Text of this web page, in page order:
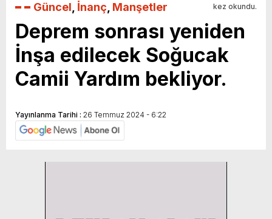
Güncel İnanç Manşetler kez okundu.
Deprem sonrası yeniden
İnşa edilecek Soğucak
Camii Yardım bekliyor.
Yayınlanma Tarihi : 26 Temmuz 2024 - 6:22